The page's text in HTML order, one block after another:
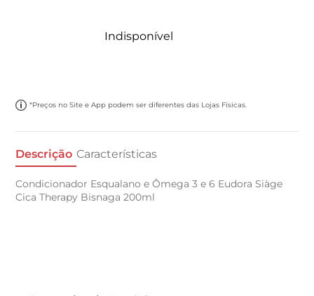
Indisponível
*Preços no Site e App podem ser diferentes das Lojas Físicas.
Descrição Características
Condicionador Esqualano e Ômega 3 e 6 Eudora Siàge
Cica Therapy Bisnaga 200ml